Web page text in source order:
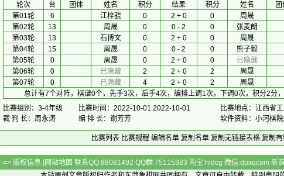
轮次 台 团体 姓名 积分 结果 积分 姓名 团
第01轮
6 江梓骁 0 2 + 0 0 周晟
第02轮
13 周晟 0 0 - 2 0 张麦朗
第03轮
13 石博文 0 2 + 0 0 周晟
第04轮
15 周晟 0 0 - 2 0 熊子毅
第05轮
0 周晟 0 2 + 0 0 已隐藏
第06轮
0 已隐藏 2 2 + 0 2 周晟
第07轮
0 已隐藏 4 2 + 0 2 周晟
总计有7个对阵，棋谱0个，先手3次，后手4次，编排上调1次，下调0次，积分2分
比赛组别：3-4年级
比赛时间：2022-10-01 2022-10-01 比赛地点：江西省
裁 判 长：周永涛
编 排 长：谢芳芳 软件资料：小河棋
比赛列表 比赛规程 编辑名单 复制名单 复制无链接表格 复制
-=> 版权信息 [网站地图 联系QQ:88081492 QQ群:75115383 淘宝:hldcg 微信:dpxqcom 新